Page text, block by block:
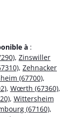
à :
, Zinswiller
, Zehnacker
(67700),
, Wœrth (67360),
, Wittersheim
(67160),